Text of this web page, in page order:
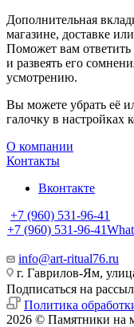
Дополнительная
магазине, доставке
Поможет вам
и развеять его
усмотрению.
Вы можете убрать её
галочку в настройках
О компании
Контакты
Вконтакте
+7 (960) 531-96-41
+7 (960) 531-96-41
info@art-ritual76.ru
г. Гаврилов-Ям,
Подписаться на
Политика
2026 © Памятники на